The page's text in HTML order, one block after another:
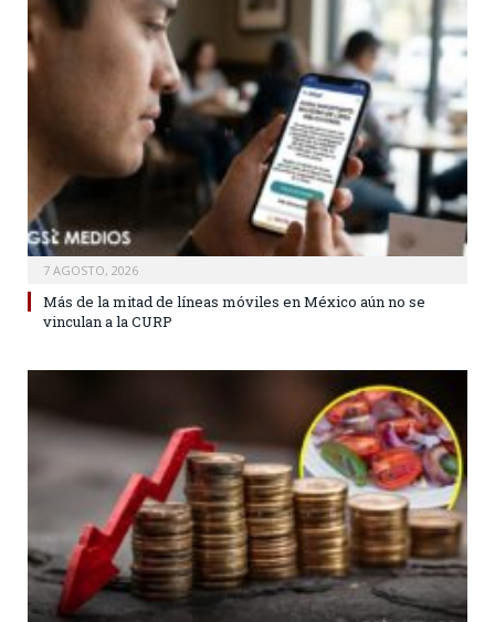
7 AGOSTO, 2026
Más de la mitad de líneas móviles en México aún no se
vinculan a la CURP